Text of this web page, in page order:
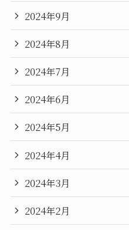
2024年9月
2024年8月
2024年7月
2024年6月
2024年5月
2024年4月
2024年3月
2024年2月